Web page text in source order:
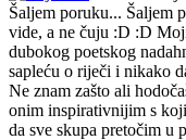
Šaljem poruku... Šaljem
vide, a ne čuju :D :D
dubokog poetskog
sapleću o riječi i nikako
Ne znam zašto ali
onim inspirativnijim s
da sve skupa pretočim u